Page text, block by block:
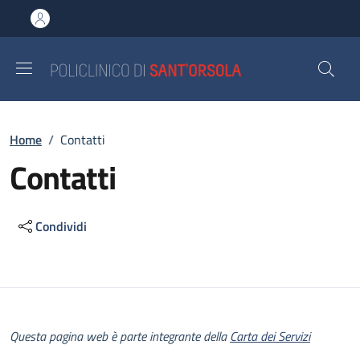
al contenuto principale
to footer content
Briciole di pane
Home / Contatti
Contatti
Condividi
Descrizione
Questa pagina web è parte integrante dellaCarta dei Servizi